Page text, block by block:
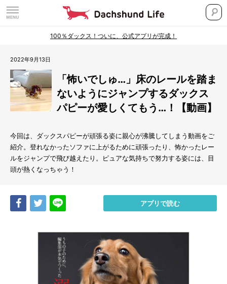
100％ダックス！ついに、公式アプリが完成！
2022年9月13日
「怖いでしゅ…」床のレールを踏ま
ないようにジャンプするダックス
パピーが愛しくてもう…！【動画】
今回は、ダックスパピーが頑張る姿に親心が沸騰してしまう動画をご
紹介。登れなかったソファに上がるために頑張ったり、怖かったレー
ルをジャンプで飛び越えたり。ピュアな気持ちで努力する姿には、目
頭が熱くなっちゃう！
Share Tweet アプリで読む